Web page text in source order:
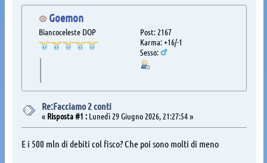
Goemon
Biancoceleste DOP
Post: 2167
Karma: +16/-1
Sesso:
Re:Facciamo 2 conti
« Risposta #1 :Lunedì 29 Giugno 2026, 21:27:54 »
E i 500 mln di debiti col fisco? Che poi sono molti di meno